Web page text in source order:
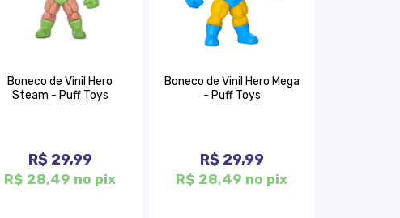
Boneco de Vinil Hero
Steam - Puff Toys
R$ 29,99
R$ 28,49 no pix
Boneco de Vinil Hero Mega
- Puff Toys
R$ 29,99
R$ 28,49 no pix